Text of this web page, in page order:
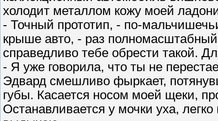
холодит металлом кожу моей
- Точный прототип, - по-
крыше авто, - раз
справедливо тебе обрести такой.
- Я уже говорила, что ты не
Эдвард смешливо фыркает,
губы. Касается носом моей щеки,
Останавливается у мочки уха,